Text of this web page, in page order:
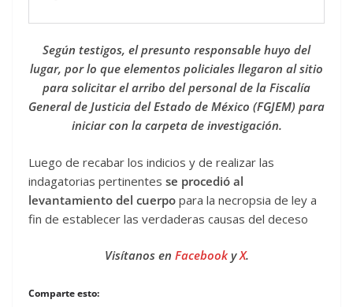
Según testigos, el presunto responsable huyo del
lugar, por lo que elementos policiales llegaron al sitio
para solicitar el arribo del personal de la Fiscalía
General de Justicia del Estado de México (FGJEM) para
iniciar con la carpeta de investigación.
Luego de recabar los indicios y de realizar las
indagatorias pertinentes se procedió al
levantamiento del cuerpo para la necropsia de ley a
fin de establecer las verdaderas causas del deceso
Visítanos en FacebookyX.
Comparte esto: